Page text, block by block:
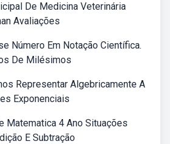
De Medicina Veterinária
Avaliações
Número Em Notação Científica.
De Milésimos
Representar Algebricamente A
Exponenciais
Matematica 4 Ano Situações
E Subtração